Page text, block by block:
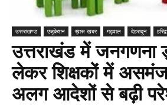
उत्तराखण्ड एजुकेशन ख़ास खबर गढ़वाल देहरादून
उत्तराखंड में जनगणना
लेकर शिक्षकों में
अलग आदेशों से बढ़ी